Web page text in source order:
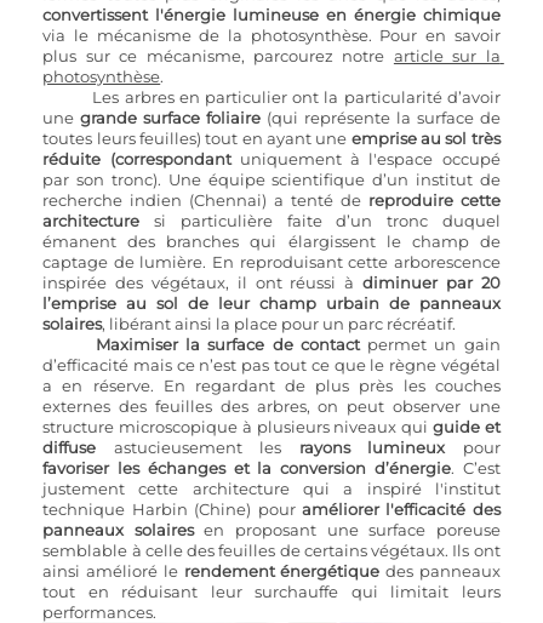
convertissent l'énergie lumineuse en énergie chimique
via le mécanisme de la photosynthèse. Pour en savoir
plus sur ce mécanisme, parcourez notre article sur la
photosynthèse.
Les arbres en particulier ont la particularité d’avoir
une grande surface foliaire (qui représente la surface de
toutes leurs feuilles) tout en ayant une emprise au sol très
réduite (correspondant uniquement à l'espace occupé
par son tronc). Une équipe scientifique d’un institut de
recherche indien (Chennai) a tenté de reproduire cette
architecture si particulière faite d’un tronc duquel
émanent des branches qui élargissent le champ de
captage de lumière. En reproduisant cette arborescence
inspirée des végétaux, il ont réussi à diminuer par 20
l’emprise au sol de leur champ urbain de panneaux
solaires, libérant ainsi la place pour un parc récréatif.
Maximiser la surface de contact permet un gain
d’efficacité mais ce n’est pas tout ce que le règne végétal
a en réserve. En regardant de plus près les couches
externes des feuilles des arbres, on peut observer une
structure microscopique à plusieurs niveaux qui guide et
diffuse astucieusement les rayons lumineux
pour
favoriser les échanges et la conversion d’énergie. C’est
justement cette architecture qui a inspiré l'institut
technique Harbin (Chine) pour améliorer l'efficacité des
panneaux solaires en proposant une surface poreuse
semblable à celle des feuilles de certains végétaux. Ils ont
ainsi amélioré le rendement énergétique des panneaux
tout en réduisant leur surchauffe qui limitait leurs
performances.